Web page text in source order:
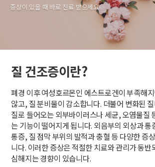
증상이 있을 때 바로 진료 받으세요!
질 건조증이란?
폐경 이후 여성호르몬인 에스트로겐이 부족해
않고, 질 분비물이 감소합니다. 더불어 변화된
질로 들어오는 외부바이러스나 세균, 오염물질
는 기능이 떨어지게 됩니다. 외음부의 외상과
통증, 질 점막 부위의 발적과 충혈 등 다양한 증
니다. 이러한 증상은 적절한 치료와 관리가 동반
심해지는 경향이 있습니다.